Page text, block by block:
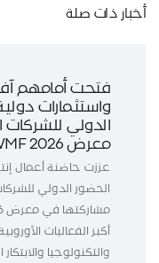
أخبار ذات صلة
فتحت أمامهم
واستثمارات
الدولي
معرض WMF 2026 بإيطاليا
عززت حاضنة أعمال
الحضور الدولي
أكبر الفعاليات
والتكنولوجيا